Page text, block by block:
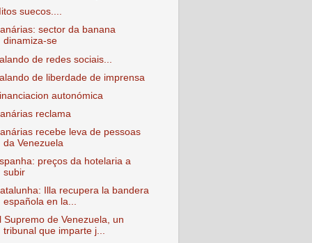
suecos....
sector da banana
dinamiza-se
de redes sociais...
de liberdade de imprensa
autonómica
reclama
recebe leva de pessoas
da Venezuela
preços da hotelaria a
subir
Illa recupera la bandera
española en la...
Supremo de Venezuela, un
tribunal que imparte j...